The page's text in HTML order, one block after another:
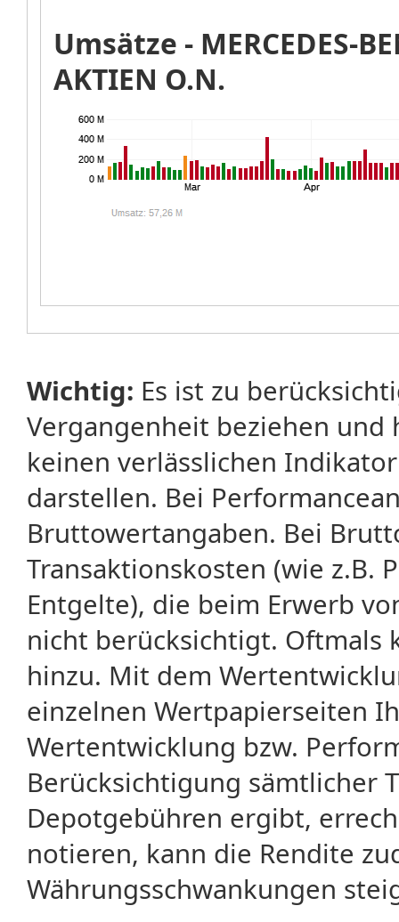
Umsätze - MERCEDES-
AKTIEN O.N.
Wichtig: Es ist zu
Vergangenheit beziehen
keinen verlässlichen
darstellen. Bei
Bruttowertangaben. Bei
Transaktionskosten (wie z.B.
Entgelte), die beim Erwerb
nicht berücksichtigt. Oftmals
hinzu. Mit dem
einzelnen Wertpapierseiten
Wertentwicklung bzw.
Berücksichtigung sämtlicher
Depotgebühren ergibt,
notieren, kann die Rendite
Währungsschwankungen